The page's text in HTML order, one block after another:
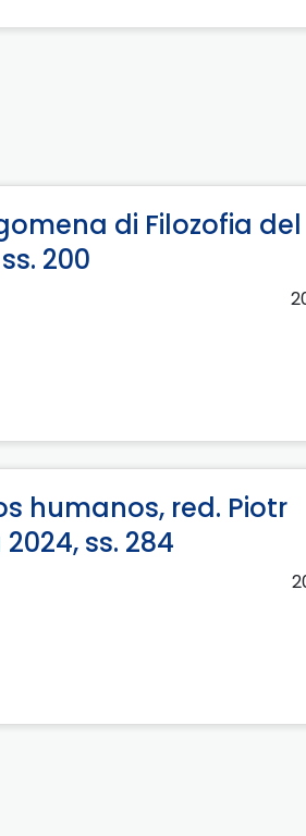
di Filozofia del
200
humanos, red. Piotr
ss. 284